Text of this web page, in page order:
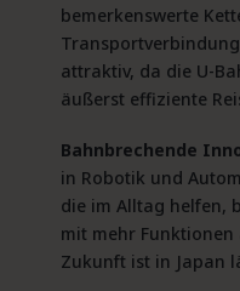
bemerkenswerte
attraktiv, da die U-
äußerst effiziente
Bahnbrechende
in Robotik und
die im Alltag helfen,
mit mehr
Zukunft ist in Japan